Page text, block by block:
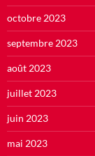
octobre 2023
septembre 2023
août 2023
juillet 2023
juin 2023
mai 2023